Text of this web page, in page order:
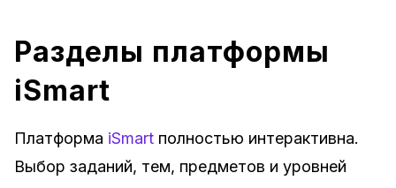
Разделы платформы
iSmart
Платформа iSmartполностью интерактивна.
Выбор заданий, тем, предметов и уровней